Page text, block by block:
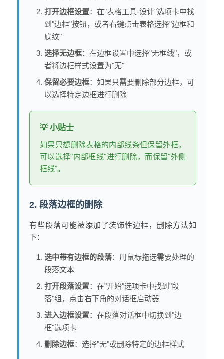
打开边框设置：在"表格工具-设计"选项卡中找
到"边框"按钮，或者右键点击表格选择"边框和
底纹"
选择无边框：在边框设置中选择"无框线"，或
者将边框样式设置为"无"
保留必要边框：如果只需要删除部分边框，可
以选择特定边框进行删除
💡 小贴士
如果只想删除表格的内部线条但保留外框，
可以选择"内部框线"进行删除，而保留"外侧
框线"。
2. 段落边框的删除
有些段落可能被添加了装饰性边框，删除方法如
下：
选中带有边框的段落：用鼠标拖选需要处理的
段落文本
打开段落设置：在"开始"选项卡中找到"段
落"组，点击右下角的对话框启动器
进入边框设置：在段落对话框中切换到"边
框"选项卡
删除边框：选择"无"或删除特定的边框样式